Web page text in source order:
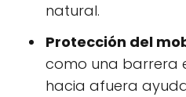
natural.
Protección del
como una barrera
hacia afuera